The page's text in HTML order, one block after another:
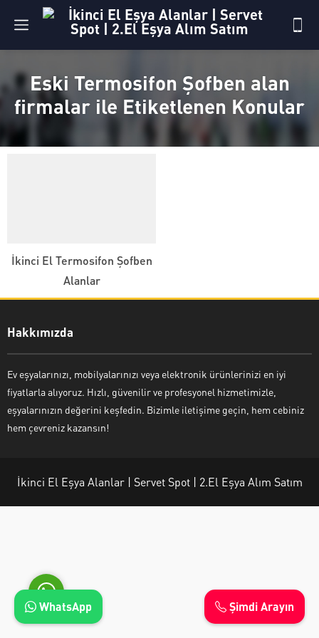
Eski Termosifon Şofben alan
firmalar ile Etiketlenen Konular
İkinci El Termosifon Şofben
Alanlar
Hakkımızda
Ev eşyalarınızı, mobilyalarınızı veya elektronik ürünlerinizi en iyi
fiyatlarla alıyoruz. Hızlı, güvenilir ve profesyonel hizmetimizle,
eşyalarınızın değerini keşfedin. Bizimle iletişime geçin, hem cebiniz
hem çevreniz kazansın!
İkinci El Eşya Alanlar | Servet Spot | 2.El Eşya Alım Satım
Ayşe Yılmaz
Şimdi Arayın
WhatsApp